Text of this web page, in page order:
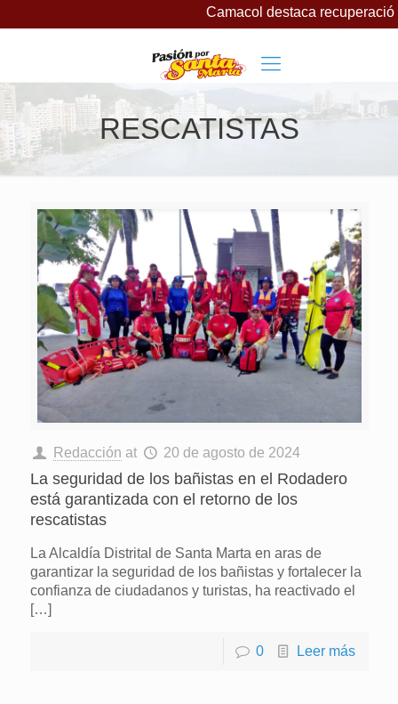
Camacol destaca
RESCATISTAS
Redacción at 20 de agosto de 2024
La seguridad de los bañistas en el Rodadero
está garantizada con el retorno de los
rescatistas
La Alcaldía Distrital de Santa Marta en aras de
garantizar la seguridad de los bañistas y fortalecer la
confianza de ciudadanos y turistas, ha reactivado el
[…]
0 Leer más